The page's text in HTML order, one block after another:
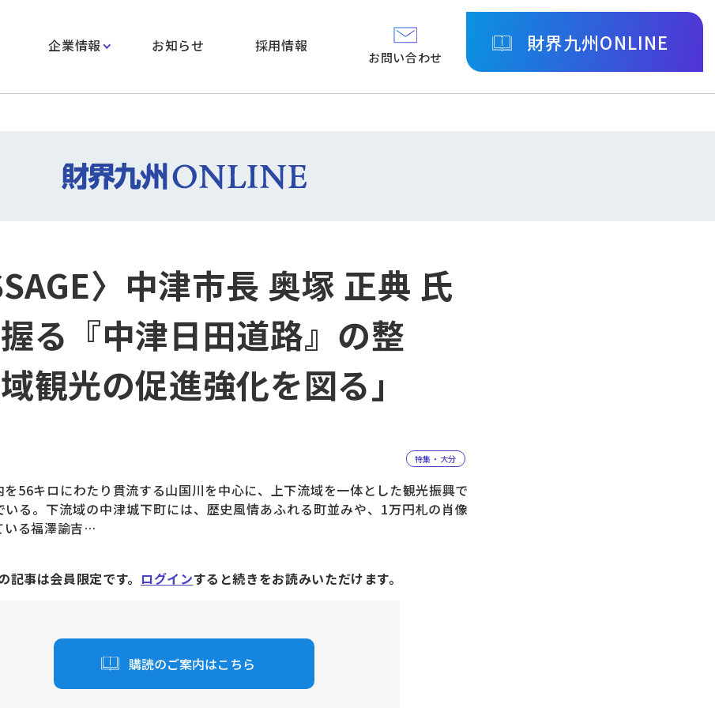
企業情報 お知らせ 採用情報
お問い合わせ
財界九州ONLINE
〉中津市長 奥塚 正典 氏
握る『中津日田道路』の整
観光の促進強化を図る」
特集・大分
56キロにわたり貫流する山国川を中心に、上下流域を一体とした観光振興で
いる。下流域の中津城下町には、歴史風情あふれる町並みや、1万円札の肖像
いる福澤諭吉…
記事は会員限定です。 ログインすると続きをお読みいただけます。
購読のご案内はこちら